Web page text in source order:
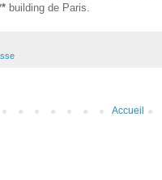
building de Paris.
Accueil